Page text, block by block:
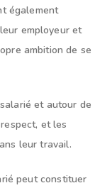
également
employeur et
ambition de se
et autour de
et les
leur travail.
peut constituer